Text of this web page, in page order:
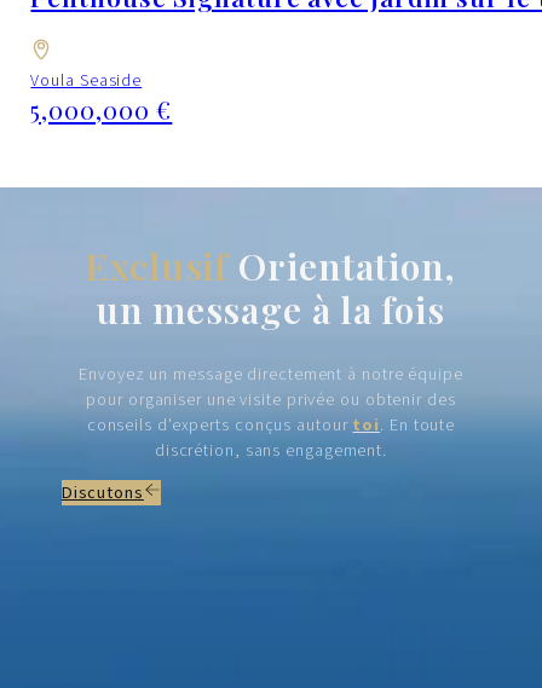
Voula Seaside
5,000,000 €
ExclusifOrientation,
un message à la fois
Envoyez un message directement à notre équipe
pour organiser une visite privée ou obtenir des
conseils d'experts conçus autourtoi. En toute
discrétion, sans engagement.
Discutons